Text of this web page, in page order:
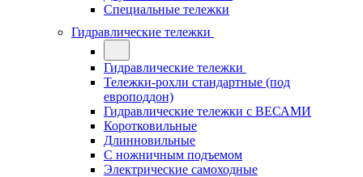
Специальные тележки
Гидравлические тележки
Гидравлические тележки
Тележки-рохли стандартные (под
европоддон)
Гидравлические тележки с ВЕСАМИ
Коротковильные
Длинновильные
С ножничным подъемом
Электрические самоходные